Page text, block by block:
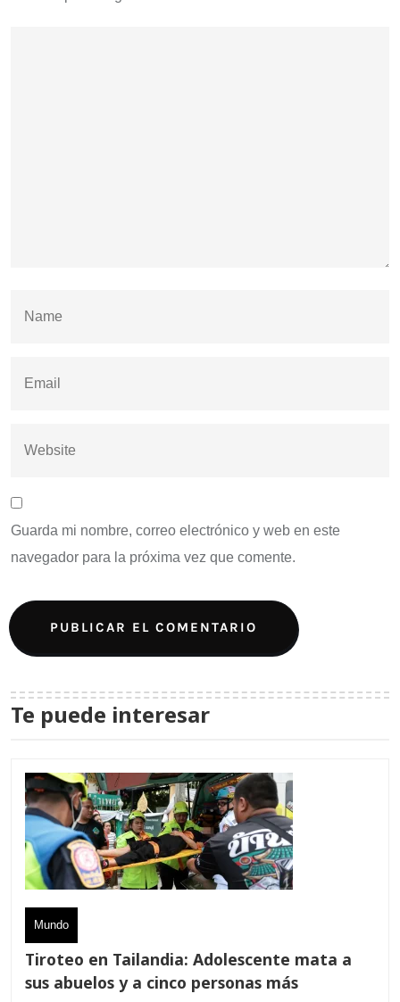
Guarda mi nombre, correo electrónico y web en este
navegador para la próxima vez que comente.
Te puede interesar
Mundo
Tiroteo en Tailandia: Adolescente mata a
sus abuelos y a cinco personas más